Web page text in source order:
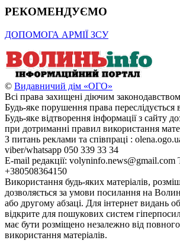
РЕКОМЕНДУЄМО
ДОПОМОГА АРМІЇ ЗСУ
© Видавничий дім «ОГО»
Всі права захищені діючим
Будь-яке порушення права переслідується
Будь-яке відтворення інформації з сайту
при дотриманні правил використання
З питань реклами та співпраці :
viber/whatsapp 050 339 33 34
E-mail редакції: volyninfo.news@gmail.com
+380508364150
Використання будь-яких матеріалів,
дозволяється за умови посилання на
або другому абзаці. Для інтернет видань
відкрите для пошукових систем
має бути розміщено незалежно від
використання матеріалів.